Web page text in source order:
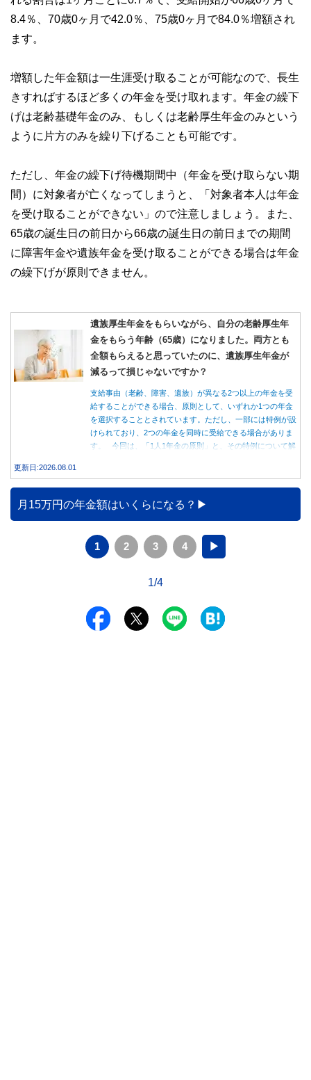
8.4％、70歳0ヶ月で42.0％、75歳0ヶ月で84.0％増額され
ます。
増額した年金額は一生涯受け取ることが可能なので、長生
きすればするほど多くの年金を受け取れます。年金の繰下
げは老齢基礎年金のみ、もしくは老齢厚生年金のみという
ように片方のみを繰り下げることも可能です。
ただし、年金の繰下げ待機期間中（年金を受け取らない期
間）に対象者が亡くなってしまうと、「対象者本人は年金
を受け取ることができない」ので注意しましょう。また、
65歳の誕生日の前日から66歳の誕生日の前日までの期間
に障害年金や遺族年金を受け取ることができる場合は年金
の繰下げが原則できません。
遺族厚生年金をもらいながら、自分の老齢厚生年
金をもらう年齢（65歳）になりました。両方とも
全額もらえると思っていたのに、遺族厚生年金が
減るって損じゃないですか？
支給事由（老齢、障害、遺族）が異なる2つ以上の年金を受
給することができる場合、原則として、いずれか1つの年金
を選択することとされています。ただし、一部には特例が設
けられており、2つの年金を同時に受給できる場合がありま
す。 今回は、「1人1年金の原則」と、その特例について解
更新日:2026.08.01
月15万円の年金額はいくらになる？
1 2 3 4 ▶
1/4